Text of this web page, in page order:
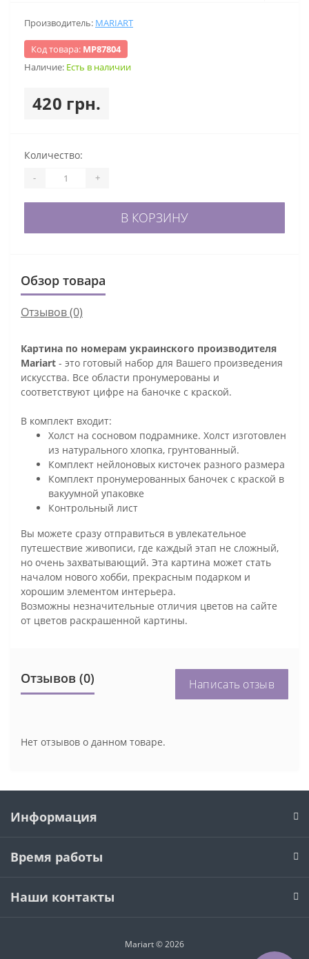
Производитель: MARIART
Код товара: МР87804
Наличие: Есть в наличии
420 грн.
Количество:
- +
В КОРЗИНУ
Обзор товара
Отзывов (0)
Картина по номерам украинского производителя
Mariart - это готовый набор для Вашего произведения
искусства. Все области пронумерованы и
соответствуют цифре на баночке с краской.
В комплект входит:
Холст на сосновом подрамнике. Холст изготовлен
из натурального хлопка, грунтованный.
Комплект нейлоновых кисточек разного размера
Комплект пронумерованных баночек с краской в
вакуумной упаковке
Контрольный лист
Вы можете сразу отправиться в увлекательное
путешествие живописи, где каждый этап не сложный,
но очень захватывающий. Эта картина может стать
началом нового хобби, прекрасным подарком и
хорошим элементом интерьера.
Возможны незначительные отличия цветов на сайте
от цветов раскрашенной картины.
Отзывов (0) Написать отзыв
Нет отзывов о данном товаре.
Информация
Время работы
Наши контакты
Mariart © 2026